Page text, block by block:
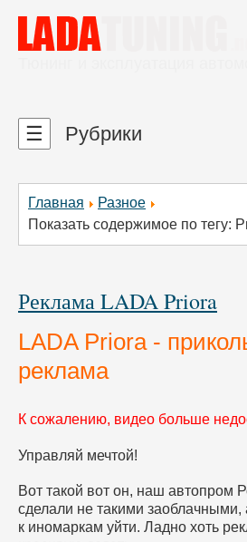
Главная
Разное
Показать содержимое по тегу:
Реклама LADA Priora
LADA Priora -
реклама
К сожалению, видео больше
Управляй мечтой!
Вот такой вот он, наш автопром
сделали не такими заоблачными,
к иномаркам уйти. Ладно хоть
☰ Рубрики